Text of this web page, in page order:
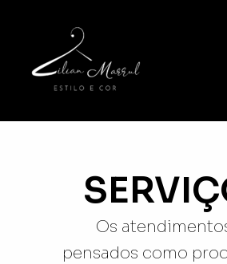
conteúdo
Os
pensados como